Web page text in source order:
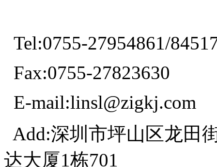
Tel:0755-27954861/
Fax:0755-27823630
E-mail:linsl@zigkj.com
Add:深圳市坪山区龙田
达大厦1栋701